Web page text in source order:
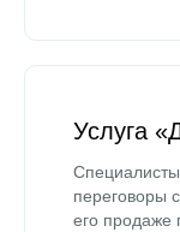
Услуга
переговоры
его продаже